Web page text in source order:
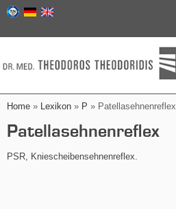
Home » Lexikon » P » Patellasehnenreflex
Patellasehnenreflex
PSR, Kniescheibensehnenreflex.